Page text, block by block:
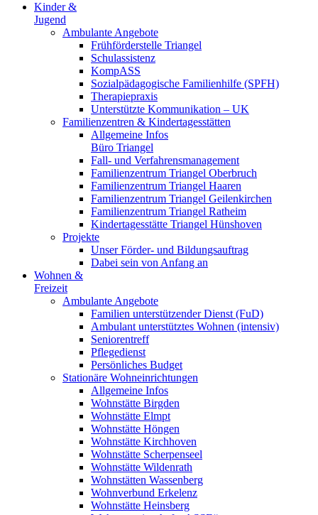
Kinder &
Jugend
Ambulante Angebote
Frühförderstelle Triangel
Schulassistenz
KompASS
Sozialpädagogische Familienhilfe (SPFH)
Therapiepraxis
Unterstützte Kommunikation – UK
Familienzentren & Kindertagesstätten
Allgemeine Infos
Büro Triangel
Fall- und Verfahrensmanagement
Familienzentrum Triangel Oberbruch
Familienzentrum Triangel Haaren
Familienzentrum Triangel Geilenkirchen
Familienzentrum Triangel Ratheim
Kindertagesstätte Triangel Hünshoven
Projekte
Unser Förder- und Bildungsauftrag
Dabei sein von Anfang an
Wohnen &
Freizeit
Ambulante Angebote
Familien unterstützender Dienst (FuD)
Ambulant unterstütztes Wohnen (intensiv)
Seniorentreff
Pflegedienst
Persönliches Budget
Stationäre Wohneinrichtungen
Allgemeine Infos
Wohnstätte Birgden
Wohnstätte Elmpt
Wohnstätte Höngen
Wohnstätte Kirchhoven
Wohnstätte Scherpenseel
Wohnstätte Wildenrath
Wohnstätten Wassenberg
Wohnverbund Erkelenz
Wohnstätte Heinsberg